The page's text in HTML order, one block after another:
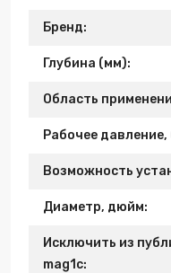
Бренд:
Глубина (мм):
Область
Рабочее давление,
Возможность
Диаметр, дюйм:
Исключить из
mag1c: